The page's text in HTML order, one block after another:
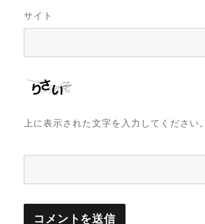
サイト
上に表示された文字を入力してください。